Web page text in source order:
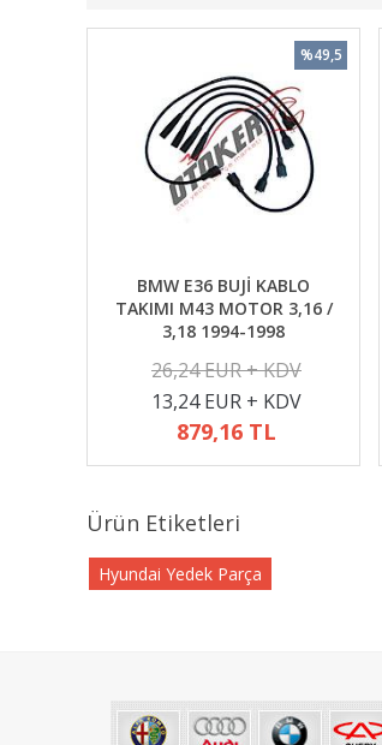
BMW E36 BUJİ KABLO
TAKIMI M43 MOTOR 3,16 /
3,18 1994-1998
26,24 EUR + KDV
13,24 EUR + KDV
879,16 TL
%49,5
Ürün Etiketleri
Hyundai Yedek Parça